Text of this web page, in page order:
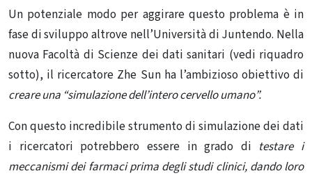
Un potenziale modo per aggirare questo problema è in
fase di sviluppo altrove nell’Università di Juntendo. Nella
nuova Facoltà di Scienze dei dati sanitari (vedi riquadro
sotto), il ricercatore Zhe Sun ha l’ambizioso obiettivo di
creare una “simulazione dell’intero cervello umano”.
Con questo incredibile strumento di simulazione dei dati
i ricercatori potrebbero essere in grado di testare i
meccanismi dei farmaci prima degli studi clinici, dando loro